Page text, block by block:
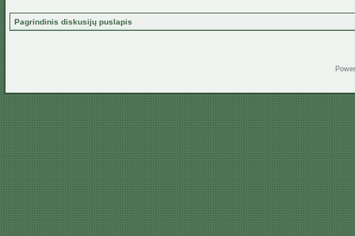
Pagrindinis diskusijų puslapis